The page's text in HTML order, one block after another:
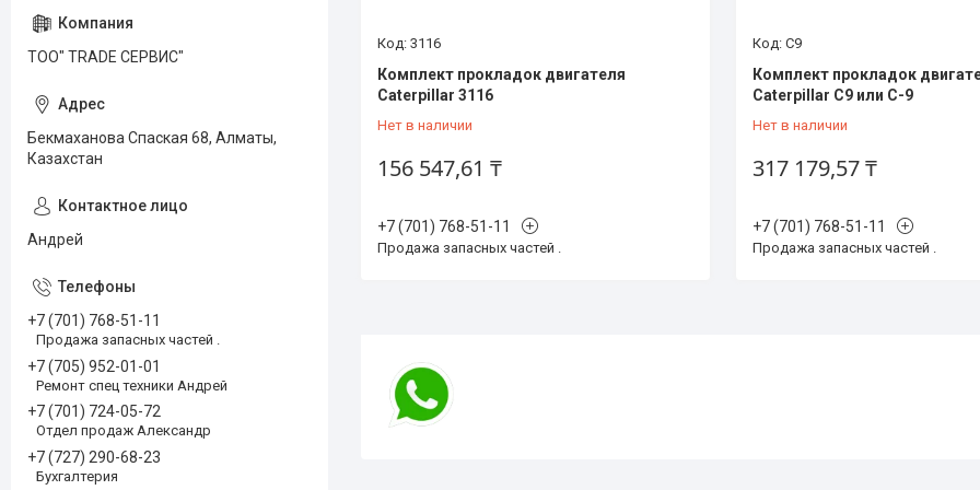
3116
Комплект прокладок двигателя
Caterpillar 3116
Нет в наличии
156 547,61 ₸
+7 (701) 768-51-11
Продажа запасных частей .
C9
Комплект прокладок
Caterpillar C9 или C-9
Нет в наличии
317 179,57 ₸
+7 (701) 768-51-11
Продажа запасных частей .
ТОО" TRADE СЕРВИС"
Бекмаханова Спаская 68, Алматы,
Казахстан
Андрей
+7 (701) 768-51-11
Продажа запасных частей .
+7 (705) 952-01-01
Ремонт спец техники Андрей
+7 (701) 724-05-72
Отдел продаж Александр
+7 (727) 290-68-23
Бухгалтерия